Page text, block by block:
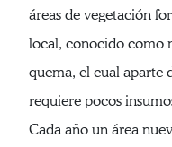
áreas de vegetación
local, conocido como
quema, el cual aparte
requiere pocos
Cada año un área